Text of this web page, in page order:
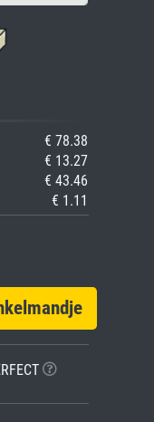
€ 78.38
€ 13.27
€ 43.46
€ 1.11